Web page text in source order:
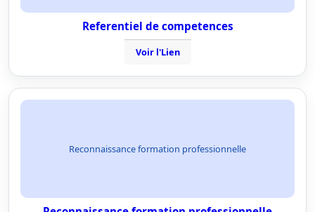
Referentiel de competences
Voir l'Lien
Reconnaissance formation professionnelle